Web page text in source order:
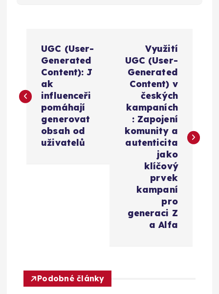
v
o
UGC (User-
Generated
Content): J
ak
influenceři
pomáhají
generovat
obsah od
uživatelů
Využití
UGC (User-
Generated
Content) v
českých
kampaních
: Zapojení
komunity a
autenticita
jako
klíčový
prvek
kampaní
pro
generaci Z
a Alfa
Podobné články